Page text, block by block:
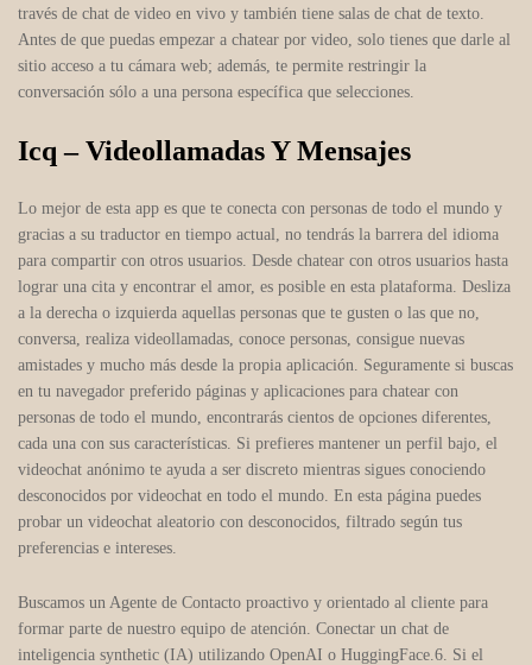
través de chat de video en vivo y también tiene salas de chat de texto.
Antes de que puedas empezar a chatear por video, solo tienes que darle al
sitio acceso a tu cámara web; además, te permite restringir la
conversación sólo a una persona específica que selecciones.
Icq – Videollamadas Y Mensajes
Lo mejor de esta app es que te conecta con personas de todo el mundo y
gracias a su traductor en tiempo actual, no tendrás la barrera del idioma
para compartir con otros usuarios. Desde chatear con otros usuarios hasta
lograr una cita y encontrar el amor, es posible en esta plataforma. Desliza
a la derecha o izquierda aquellas personas que te gusten o las que no,
conversa, realiza videollamadas, conoce personas, consigue nuevas
amistades y mucho más desde la propia aplicación. Seguramente si buscas
en tu navegador preferido páginas y aplicaciones para chatear con
personas de todo el mundo, encontrarás cientos de opciones diferentes,
cada una con sus características. Si prefieres mantener un perfil bajo, el
videochat anónimo te ayuda a ser discreto mientras sigues conociendo
desconocidos por videochat en todo el mundo. En esta página puedes
probar un videochat aleatorio con desconocidos, filtrado según tus
preferencias e intereses.
Buscamos un Agente de Contacto proactivo y orientado al cliente para
formar parte de nuestro equipo de atención. Conectar un chat de
inteligencia synthetic (IA) utilizando OpenAI o HuggingFace.6. Si el